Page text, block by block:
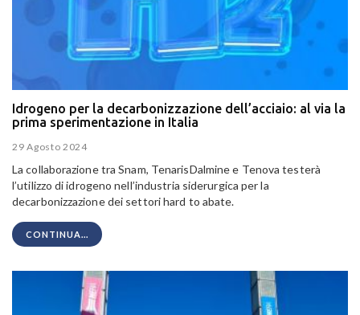
Idrogeno per la decarbonizzazione dell’acciaio: al via la
prima sperimentazione in Italia
29 Agosto 2024
La collaborazione tra Snam, TenarisDalmine e Tenova testerà
l’utilizzo di idrogeno nell’industria siderurgica per la
decarbonizzazione dei settori hard to abate.
CONTINUA...